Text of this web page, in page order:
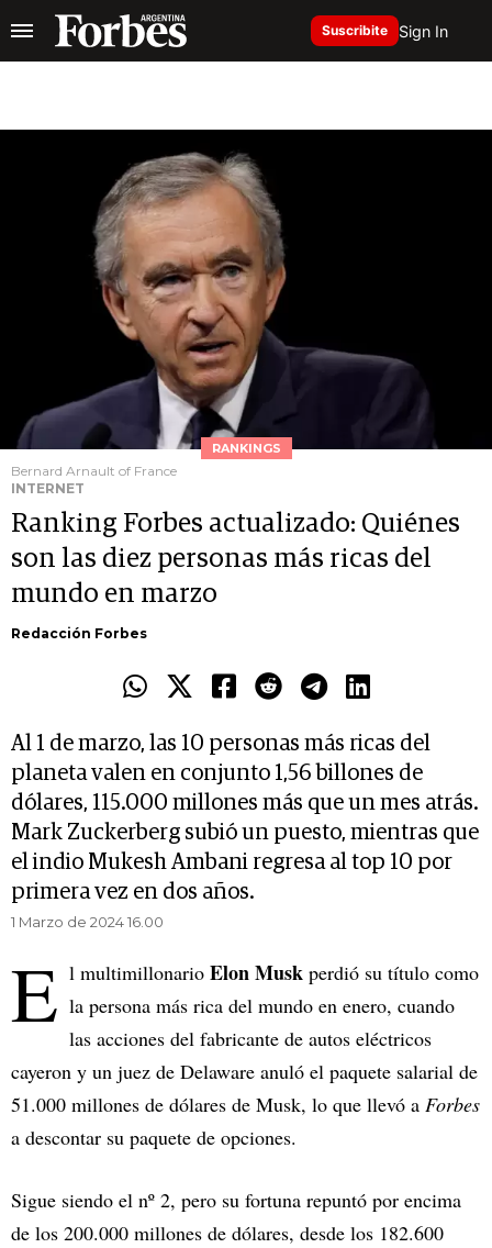
Suscribite Sign In
RANKINGS
Bernard Arnault of France
INTERNET
Ranking Forbes actualizado: Quiénes
son las diez personas más ricas del
mundo en marzo
Redacción Forbes
Al 1 de marzo, las 10 personas más ricas del
planeta valen en conjunto 1,56 billones de
dólares, 115.000 millones más que un mes atrás.
Mark Zuckerberg subió un puesto, mientras que
el indio Mukesh Ambani regresa al top 10 por
primera vez en dos años.
1 Marzo de 2024 16.00
E l multimillonario Elon Musk perdió su título como
la persona más rica del mundo en enero, cuando
las acciones del fabricante de autos eléctricos
cayeron y un juez de Delaware anuló el paquete salarial de
51.000 millones de dólares de Musk, lo que llevó a Forbes
a descontar su paquete de opciones.
Sigue siendo el nº 2, pero su fortuna repuntó por encima
de los 200.000 millones de dólares, desde los 182.600